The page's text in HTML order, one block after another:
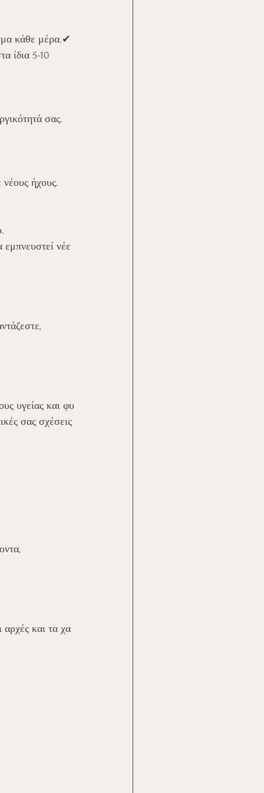
κάθε μέρα.✔
ίδια 5-10
σας.
νέους ήχους.
εμπνευστεί νέε
υγείας και φυ
σας σχέσεις
αρχές και τα χα